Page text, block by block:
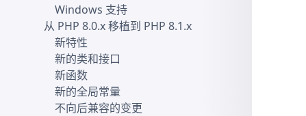
Windows 支持
从 PHP 8.0.x 移植到 PHP 8.1.x
新特性
新的类和接口
新函数
新的全局常量
不向后兼容的变更